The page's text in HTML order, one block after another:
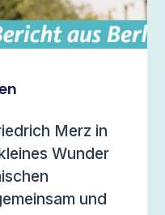
Merz in
Wunder
und